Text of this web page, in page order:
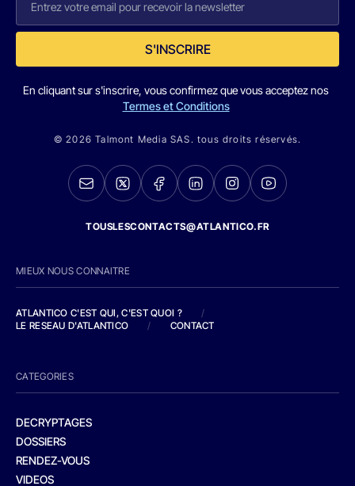
S'INSCRIRE
En cliquant sur s'inscrire, vous confirmez que vous acceptez nos
Termes et Conditions
© 2026 Talmont Media SAS. tous droits réservés.
TOUSLESCONTACTS@ATLANTICO.FR
MIEUX NOUS CONNAITRE
ATLANTICO C'EST QUI, C'EST QUOI ?
/
LE RESEAU D'ATLANTICO
/ CONTACT
CATEGORIES
DECRYPTAGES
DOSSIERS
RENDEZ-VOUS
VIDEOS